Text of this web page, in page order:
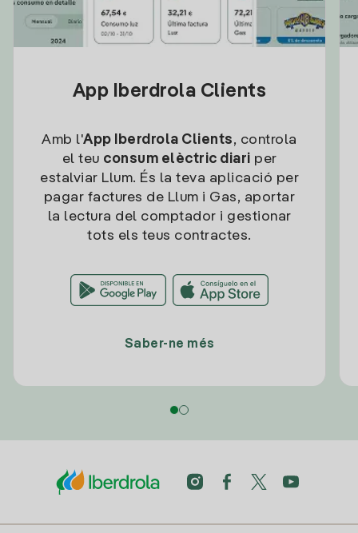
App Iberdrola Clients
Amb l'App Iberdrola Clients, controla
el teu consum elèctric diari per
estalviar Llum. És la teva aplicació per
pagar factures de Llum i Gas, aportar
la lectura del comptador i gestionar
tots els teus contractes.
Saber-ne més